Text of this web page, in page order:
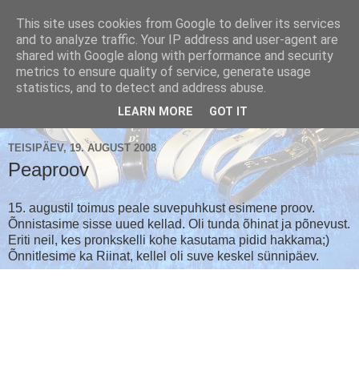
Käsikellade ansambel / Handbell Ensemble
TEISIPÄEV, 19. AUGUST 2008
Peaproov
15. augustil toimus peale suvepuhkust esimene proov.
Õnnistasime sisse uued kellad. Oli tunda õhinat ja põnevust.
Eriti neil, kes pronkskelli kohe kasutama pidid hakkama;)
Õnnitlesime ka Riinat, kellel oli suve keskel sünnipäev.
This site uses cookies from Google to deliver its services
and to analyze traffic. Your IP address and user-agent are
shared with Google along with performance and security
metrics to ensure quality of service, generate usage
statistics, and to detect and address abuse.
LEARN MORE GOT IT